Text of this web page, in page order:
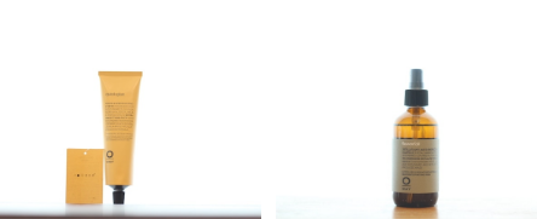
Organic Way quick glue[ク
イック・グルー]
¥3,920
SOLD OUT
Organic Way フラワーフォー
ル
¥4,800